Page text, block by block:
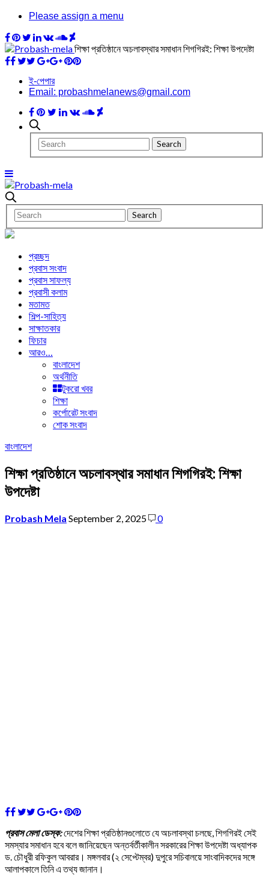
Please assign a menu
শিক্ষা প্রতিষ্ঠানে অচলাবস্থার সমাধান শিগগিরই: শিক্ষা উপদেষ্টা
ই-পেপার
Email: probashmelanews@gmail.com
প্রচ্ছদ
প্রবাস সংবাদ
প্রবাস সাফল্য
প্রবাসী কলাম
মতামত
শিল্প-সাহিত্য
সাক্ষাতকার
ফিচার
আরও…
বাংলাদেশ
অর্থনীতি
টুকরো খবর
শিক্ষা
কর্পোরেট সংবাদ
শোক সংবাদ
বাংলাদেশ
শিক্ষা প্রতিষ্ঠানে অচলাবস্থার সমাধান শিগগিরই: শিক্ষা
উপদেষ্টা
Probash Mela September 2, 2025 0
প্রবাস মেলা ডেস্ক:দেশের শিক্ষা প্রতিষ্ঠানগুলোতে যে অচলাবস্থা চলছে, শিগগিরই সেই
সমস্যার সমাধান হবে বলে জানিয়েছেন অন্তর্বর্তীকালীন সরকারের শিক্ষা উপদেষ্টা অধ্যাপক
ড. চৌধুরী রফিকুল আবরার। মঙ্গলবার (২ সেপ্টেম্বর) দুপুরে সচিবালয়ে সাংবাদিকদের সঙ্গে
আলাপকালে তিনি এ তথ্য জানান।